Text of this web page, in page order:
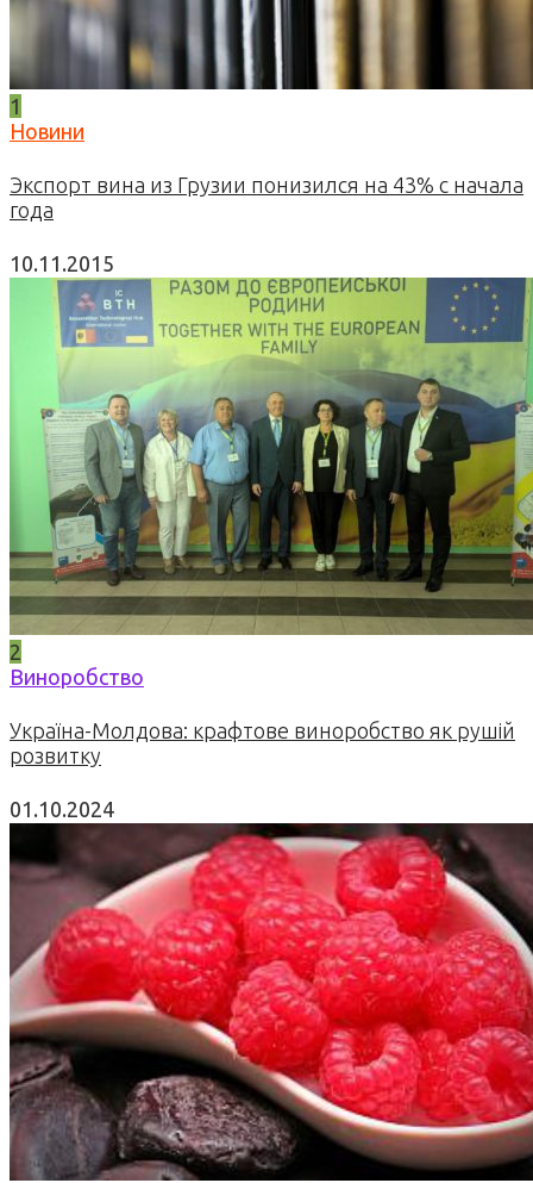
1
Новини
Экспорт вина из Грузии понизился на 43% с начала
года
10.11.2015
2
Виноробство
Україна-Молдова: крафтове виноробство як рушій
розвитку
01.10.2024